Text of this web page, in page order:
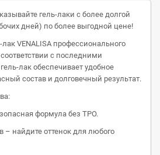
гель-лаки с более долгой
дней) по более выгодной цене!
VENALISA профессионального
с последними
лак обеспечивает удобное
состав и долговечный результат.
формула без TPO.
– найдите оттенок для любого